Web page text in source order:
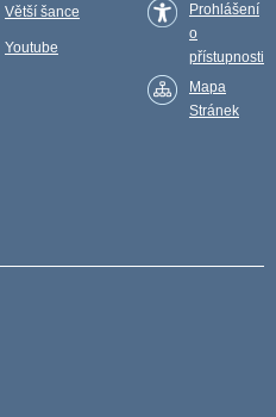
Větší šance
Youtube
Prohlášení
o
přístupnosti
Mapa
Stránek